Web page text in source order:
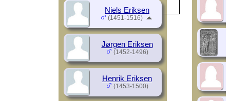
Jørgen Eriksen
(1452-1496)
Henrik Eriksen
(1453-1500)
Niels Eriksen
(1451-1516)